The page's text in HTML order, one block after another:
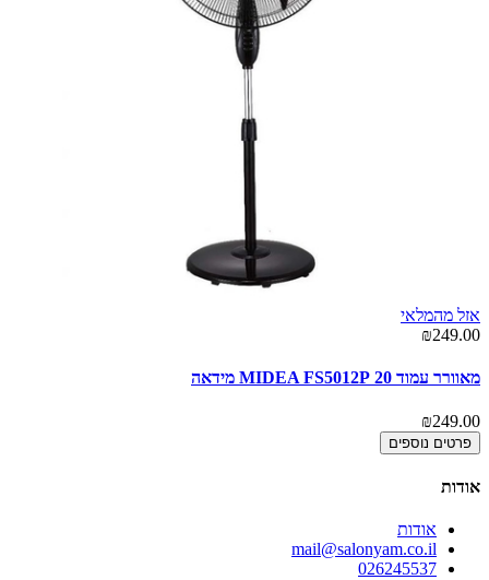
אזל מהמלאי
₪249.00
מאוורר עמוד 20 MIDEA FS5012P מידאה
₪249.00
פרטים נוספים
אודות
אודות
mail@salonyam.co.il
026245537